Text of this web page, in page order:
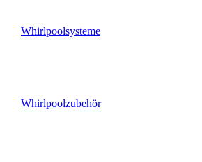
Whirlpoolsysteme
Whirlpoolzubehör